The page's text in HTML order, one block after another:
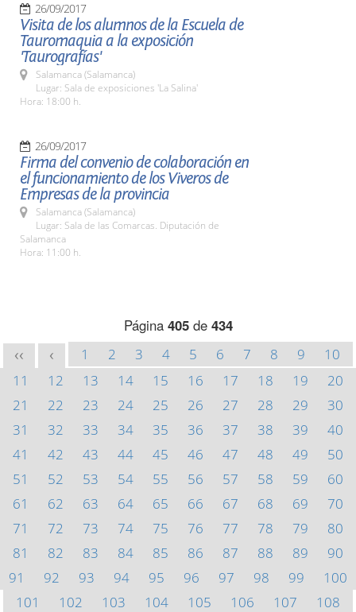
26/09/2017
Visita de los alumnos de la Escuela de
Tauromaquia a la exposición
'Taurografías'
Salamanca (Salamanca)
Lugar: Sala de exposiciones 'La Salina'
Hora: 18:00 h.
26/09/2017
Firma del convenio de colaboración en
el funcionamiento de los Viveros de
Empresas de la provincia
Salamanca (Salamanca)
Lugar: Sala de las Comarcas. Diputación de
Salamanca
Hora: 11:00 h.
Página 405de 434
<< < 1 2 3 4 5 6 7 8 9
10
11
12 13 14 15 16 17 18 19
20
21
22 23 24 25 26 27 28 29
30
31
32 33 34 35 36 37 38 39
40
41
42 43 44 45 46 47 48 49
50
51
52 53 54 55 56 57 58 59
60
61
62 63 64 65 66 67 68 69
70
71
72 73 74 75 76 77 78 79
80
81
82 83 84 85 86 87 88 89
90
91
92 93 94 95 96 97 98 99
100
101
102 103 104 105 106 107
108